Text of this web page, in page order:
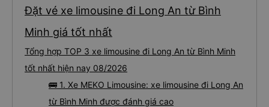
Đặt vé xe limousine đi Long An từ Bình
Minh giá tốt nhất
Tổng hợp TOP 3 xe limousine đi Long An từ Bình Minh
tốt nhất hiện nay 08/2026
🚌 1. Xe MEKO Limousine: xe limousine đi Long An
từ Bình Minh được đánh giá cao